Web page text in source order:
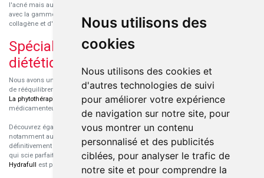
Nous utilisons des
cookies
Nous utilisons des cookies et
d'autres technologies de suivi
pour améliorer votre expérience
de navigation sur notre site, pour
vous montrer un contenu
personnalisé et des publicités
ciblées, pour analyser le trafic de
notre site et pour comprendre la
l'acné mais aussi des démaquillants. Découvrez nos nouvelles références SVR
avec la gamme anti-âge pour les peaux encore jeunes
collagène et d'acide hyaluronique.
Spécialisation en micronutrition et
diététique
Nous avons un engouement particulier pour la micronutrition qui permet souvent
de rééquilibrer des carences ou d'améliorer des troubles métaboliques mineurs.
La phytothérapie
l'aromathérapiesont souvent complémentaires de traitements
médicamenteux lorsqu'ils sont bien conseillés.
Découvrez également les protéines et les produits de nutrition sportive,
notamment au sein de la gamme française
Eric Favre
. Cette gamme est
définitivement axée sur le choix qualitatif des ingrédients et sur une formulation
qui scie parfaitement aux besoins de chaque sportif. La gamme hydratation
Hydrafull est pensée pour une hydratation maximale.